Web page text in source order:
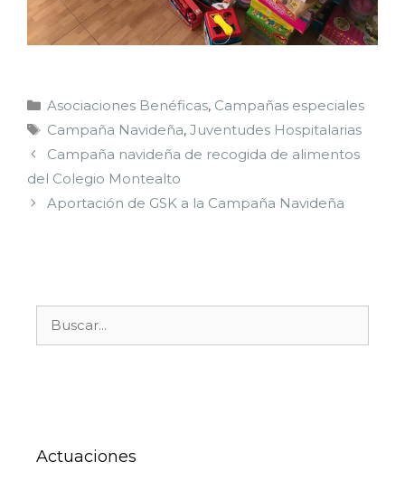
Asociaciones Benéficas, Campañas especiales
Campaña Navideña, Juventudes Hospitalarias
Campaña navideña de recogida de alimentos
del Colegio Montealto
Aportación de GSK a la Campaña Navideña
Actuaciones